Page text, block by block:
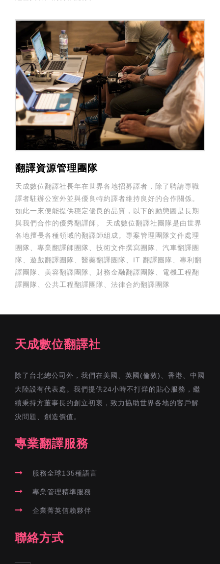
翻譯資源管理團隊
天成數位翻譯社長年在世界各地招募譯者，除了聘請專職
譯者駐辦公室外並與優良特約譯者維持良好的合作關係。
如此一來便能提供穩定優良的品質，以下的動態圖是長期
與我們合作的優秀翻譯師。 天成數位翻譯社團隊是由世界
各地擅長各種領域的翻譯師組成。專案管理團隊文件處理
團隊、專業翻譯師團隊、技術文件撰寫團隊、汽車翻譯團
隊、遊戲翻譯團隊、醫藥翻譯團隊、IT 翻譯團隊、專利翻
譯團隊、美容翻譯團隊、財務金融翻譯團隊、電機工程翻
譯團隊、公共工程翻譯團隊、法律合約翻譯團隊
天成數位翻譯社
除了台北總公司外，我們在美國、英國(倫敦)、香港、中國
大陸設有代表處。我們提供24小時不打烊的貼心服務，繼
續秉持方董事長的創立初衷，致力協助世界各地的客戶解
決問題、創造價值。
專業翻譯服務
服務全球135種語言
專業管理精準服務
企業菁英信賴夥伴
聯絡方式